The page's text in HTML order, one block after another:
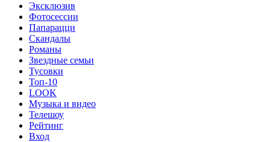
Эксклюзив
Фотосессии
Папарацци
Скандалы
Романы
Звездные семьи
Тусовки
Топ-10
LOOK
Музыка и видео
Телешоу
Рейтинг
Вход